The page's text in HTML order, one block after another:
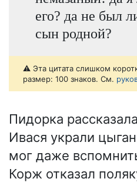
его? да не был
сын родной?
⚠️ Эта цитата слишком
размер: 100 знаков. См.
Пидорка
Ивася украли
мог даже
Корж отказал